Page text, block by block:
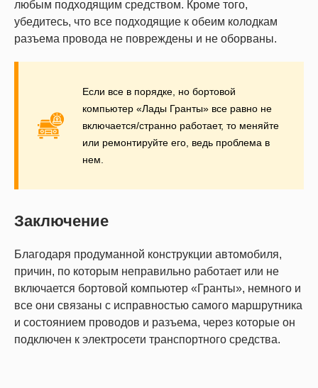
любым подходящим средством. Кроме того,
убедитесь, что все подходящие к обеим колодкам
разъема провода не повреждены и не оборваны.
Если все в порядке, но бортовой
компьютер «Лады Гранты» все равно не
включается/странно работает, то меняйте
или ремонтируйте его, ведь проблема в
нем.
Заключение
Благодаря продуманной конструкции автомобиля,
причин, по которым неправильно работает или не
включается бортовой компьютер «Гранты», немного и
все они связаны с исправностью самого маршрутника
и состоянием проводов и разъема, через которые он
подключен к электросети транспортного средства.